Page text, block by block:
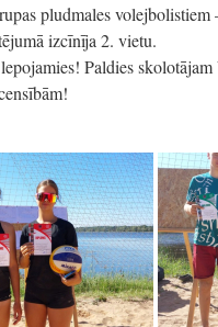
pludmales volejbolistiem
izcīnīja 2. vietu.
Paldies